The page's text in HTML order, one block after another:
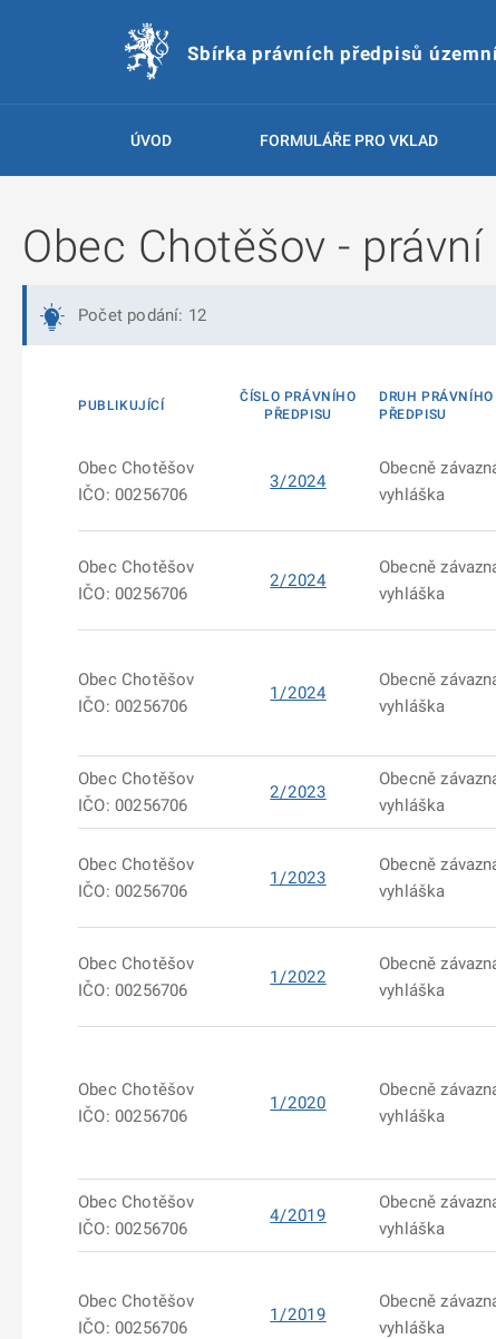
Sbírka právních předpisů
ÚVOD FORMULÁŘE PRO VKLAD
Obec Chotěšov -
Počet podání: 12
PUBLIKUJÍCÍ
ČÍSLO PRÁVNÍHO
PŘEDPISU
DRUH PRÁVNÍHO
PŘEDPISU
Obec Chotěšov
IČO: 00256706
3/2024
Obecně
vyhláška
Obec Chotěšov
IČO: 00256706
2/2024
Obecně
vyhláška
Obec Chotěšov
IČO: 00256706
1/2024
Obecně
vyhláška
Obec Chotěšov
IČO: 00256706
2/2023
Obecně
vyhláška
Obec Chotěšov
IČO: 00256706
1/2023
Obecně
vyhláška
Obec Chotěšov
IČO: 00256706
1/2022
Obecně
vyhláška
Obec Chotěšov
IČO: 00256706
1/2020
Obecně
vyhláška
Obec Chotěšov
IČO: 00256706
4/2019
Obecně
vyhláška
Obec Chotěšov
IČO: 00256706
1/2019
Obecně
vyhláška